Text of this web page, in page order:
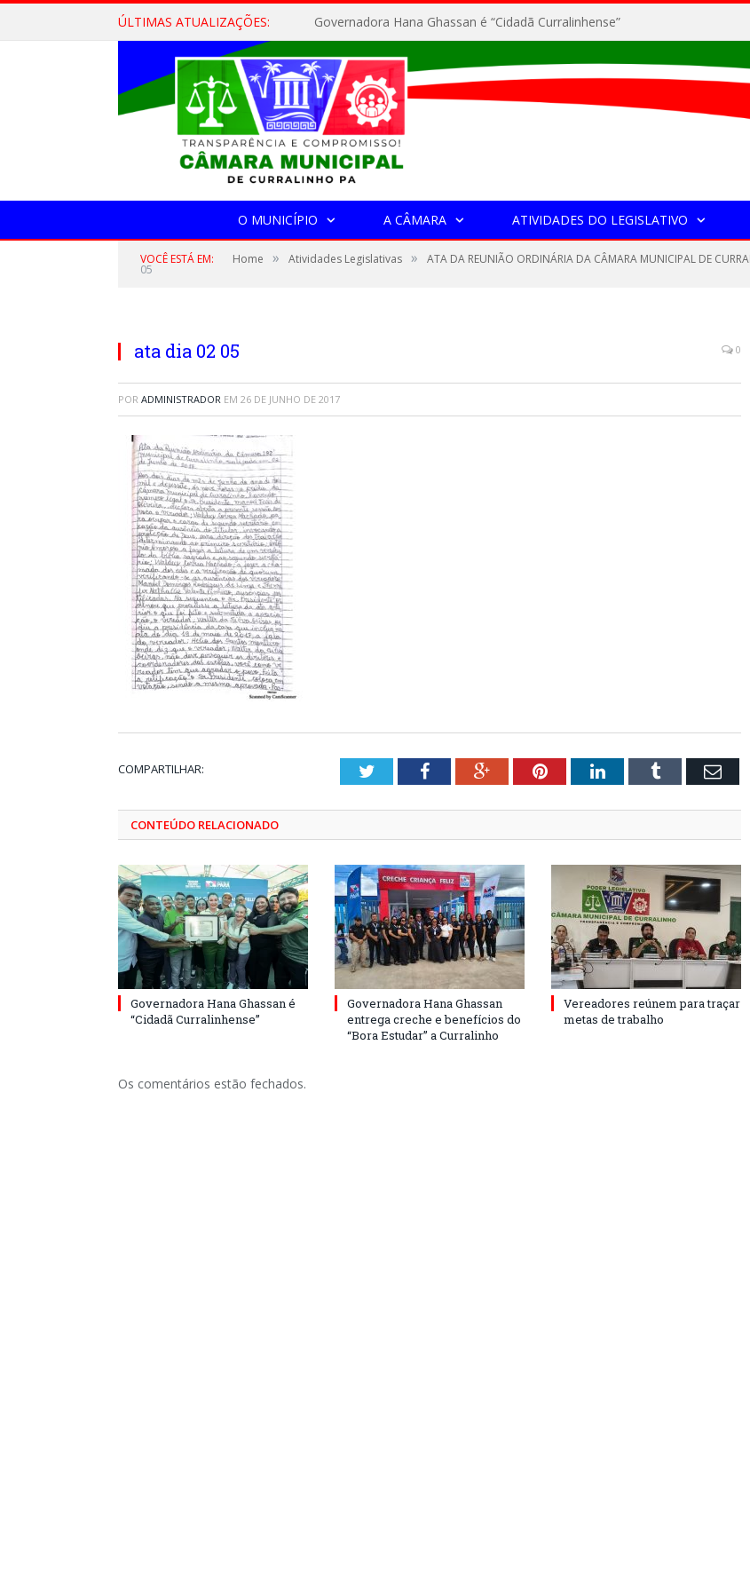
ÚLTIMAS ATUALIZAÇÕES: Governadora Hana Ghassan é “Cidadã Curralinhense”
O MUNICÍPIO A CÂMARA ATIVIDADES DO LEGISLATIVO
VOCÊ ESTÁ EM: Home » Atividades Legislativas » ATA DA REUNIÃO ORDINÁRIA DA CÂMARA MUNICIPAL DE
05
ata dia 02 05 0
POR ADMINISTRADOR EM 26 DE JUNHO DE 2017
COMPARTILHAR: TwitterFacebookGoogle+PinterestLinkedInTumblr
CONTEÚDO RELACIONADO
Governadora Hana Ghassan é
“Cidadã Curralinhense”
Governadora Hana Ghassan
entrega creche e benefícios do
“Bora Estudar” a Curralinho
Vereadores reúnem para traçar
metas de trabalho
Os comentários estão fechados.